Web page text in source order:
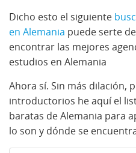
Dicho esto el siguiente
en Alemania puede serte
encontrar las mejores
estudios en Alemania
Ahora sí. Sin más dilación,
introductorios he aquí el
baratas de Alemania para
lo son y dónde se